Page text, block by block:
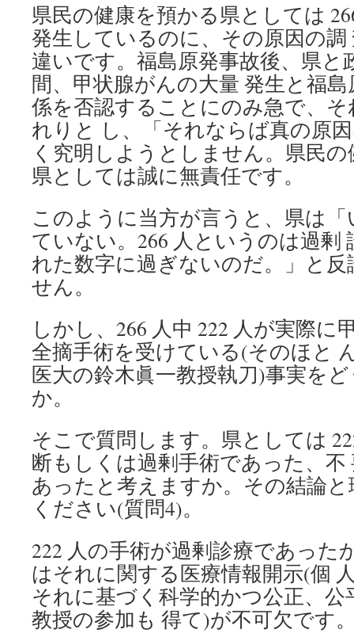
県民の健康を預かる県としては
発生しているのに、その原因の
違いです。福島原発事故後、県と
間、甲状腺がんの大量 発生と福
係を否認することにのみ急で、
れりと し、「それならば真の原
く究明しようとしません。県民
県としては誠に無責任です。
このように当方が言うと、県は
ていない。266 人というのは過剰
れた数字に過ぎないのだ。」と
せん。
しかし、266 人中 222 人が実際に
全摘手術を受けている(そのほと
医大の鈴木眞一教授執刀)事実を
か。
そこで質問します。県としては
断もしくは過剰手術であった、不
あったと考えますか。その結論
ください(質問4)。
222 人の手術が過剰診療であった
はそれに関する医療情報開示(個
それに基づく科学的かつ公正、公
教授の参加も 得て)が不可欠です